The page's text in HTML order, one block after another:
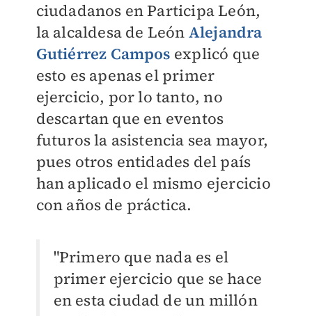
ciudadanos en Participa León,
la alcaldesa de León Alejandra
Gutiérrez Campos explicó que
esto es apenas el primer
ejercicio, por lo tanto, no
descartan que en eventos
futuros la asistencia sea mayor,
pues otros entidades del país
han aplicado el mismo ejercicio
con años de práctica.
"Primero que nada es el
primer ejercicio que se hace
en esta ciudad de un millón